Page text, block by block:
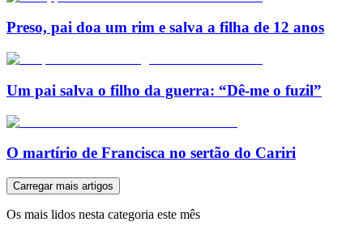
Preso, pai doa um rim e salva a filha de 12 anos
Um pai salva o filho da guerra: “Dê-me o fuzil”
O martírio de Francisca no sertão do Cariri
Carregar mais artigos
Os mais lidos nesta categoria este mês